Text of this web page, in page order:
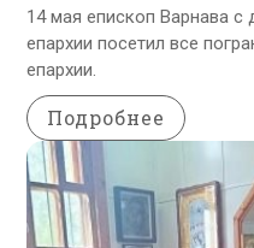
14 мая епископ Варнава с
епархии посетил все
епархии.
Подробнее